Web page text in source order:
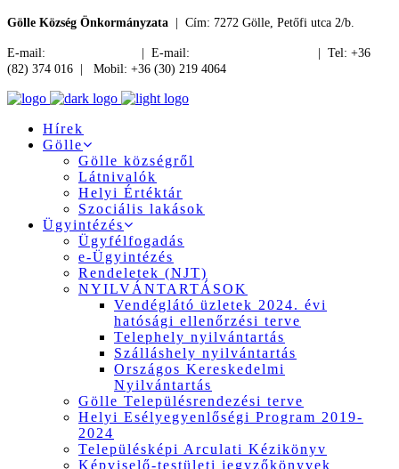
Gölle Község Önkormányzata | Cím: 7272 Gölle, Petőfi utca 2/b.
E-mail: | E-mail:
| Tel: +36
(82) 374 016 | Mobil: +36 (30) 219 4064
Hírek
Gölle
Gölle községről
Látnivalók
Helyi Értéktár
Szociális lakások
Ügyintézés
Ügyfélfogadás
e-Ügyintézés
Rendeletek (NJT)
NYILVÁNTARTÁSOK
Vendéglátó üzletek 2024. évi
hatósági ellenőrzési terve
Telephely nyilvántartás
Szálláshely nyilvántartás
Országos Kereskedelmi
Nyilvántartás
Gölle Településrendezési terve
Helyi Esélyegyenlőségi Program 2019-
2024
Településképi Arculati Kézikönyv
Képviselő-testületi jegyzőkönyvek